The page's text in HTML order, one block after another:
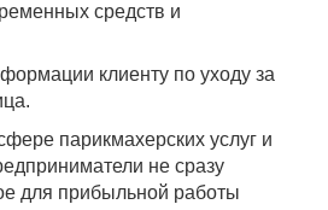
средств и
клиенту по уходу за
парикмахерских услуг и
не сразу
для прибыльной работы